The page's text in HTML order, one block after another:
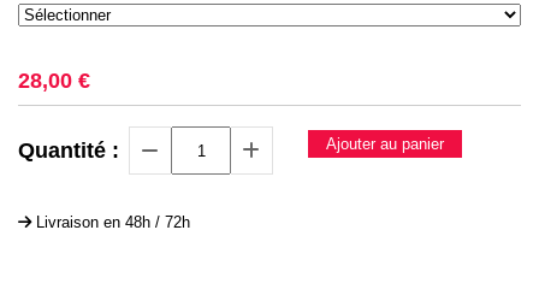
28,00 €
Quantité : Ajouter au panier
Livraison en 48h / 72h